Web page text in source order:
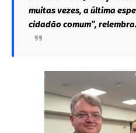
muitas vezes, a última
cidadão comum”, relembra.